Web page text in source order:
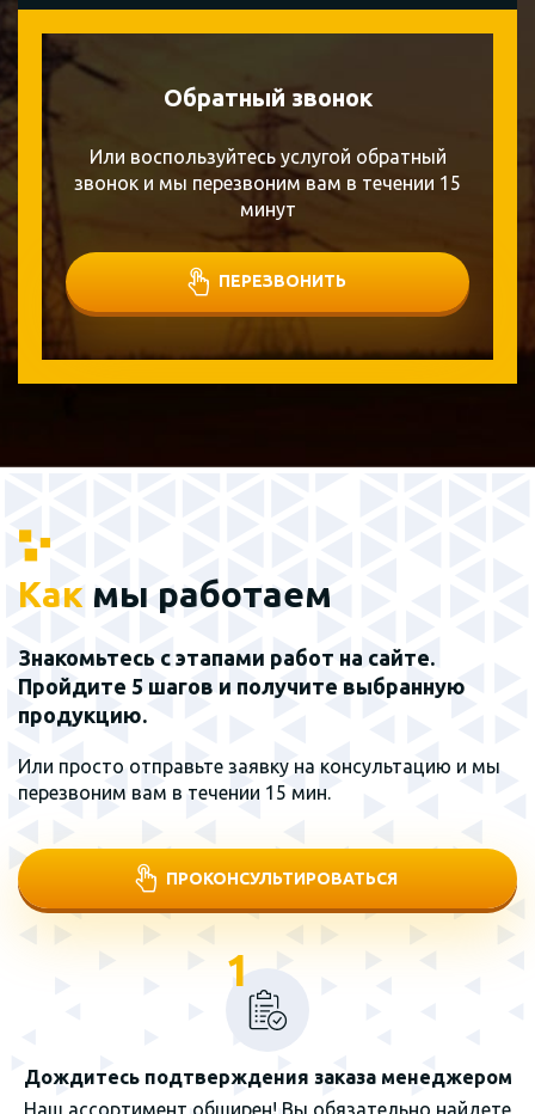
Обратный звонок
Или воспользуйтесь услугой обратный
звонок и мы перезвоним вам в течении 15
минут
ПЕРЕЗВОНИТЬ
Как мы работаем
Знакомьтесь с этапами работ на сайте.
Пройдите 5 шагов и получите выбранную
продукцию.
Или просто отправьте заявку на консультацию и мы
перезвоним вам в течении 15 мин.
ПРОКОНСУЛЬТИРОВАТЬСЯ
1
Дождитесь подтверждения заказа менеджером
Наш ассортимент обширен! Вы обязательно найдете